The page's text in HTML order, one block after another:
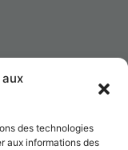
des technologies
aux informations des